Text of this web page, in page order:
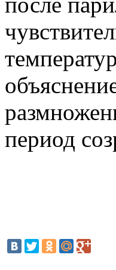
период